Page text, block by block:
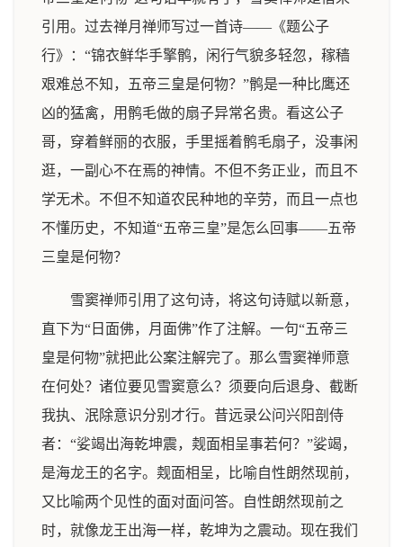
引用。过去禅月禅师写过一首诗——《题公子
行》：“锦衣鲜华手擎鹘，闲行气貌多轻忽，稼穑
艰难总不知，五帝三皇是何物？”鹘是一种比鹰还
凶的猛禽，用鹘毛做的扇子异常名贵。看这公子
哥，穿着鲜丽的衣服，手里摇着鹘毛扇子，没事闲
逛，一副心不在焉的神情。不但不务正业，而且不
学无术。不但不知道农民种地的辛劳，而且一点也
不懂历史，不知道“五帝三皇”是怎么回事——五帝
三皇是何物？
雪窦禅师引用了这句诗，将这句诗赋以新意，
直下为“日面佛，月面佛”作了注解。一句“五帝三
皇是何物”就把此公案注解完了。那么雪窦禅师意
在何处？诸位要见雪窦意么？须要向后退身、截断
我执、泯除意识分别才行。昔远录公问兴阳剖侍
者：“娑竭出海乾坤震，觌面相呈事若何？”娑竭，
是海龙王的名字。觌面相呈，比喻自性朗然现前，
又比喻两个见性的面对面问答。自性朗然现前之
时，就像龙王出海一样，乾坤为之震动。现在我们